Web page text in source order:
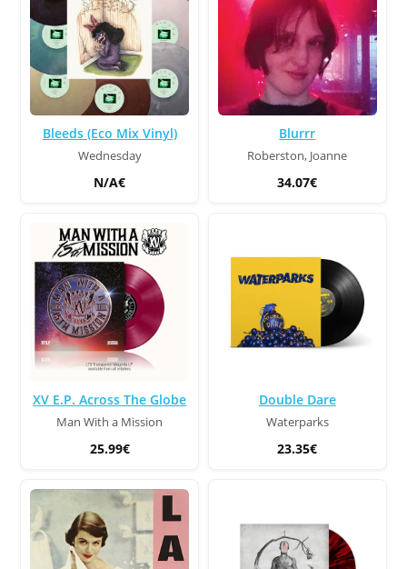
Bleeds (Eco Mix Vinyl)
Wednesday
N/A€
Blurrr
Roberston, Joanne
34.07€
XV E.P. Across The Globe
Man With a Mission
25.99€
Double Dare
Waterparks
23.35€